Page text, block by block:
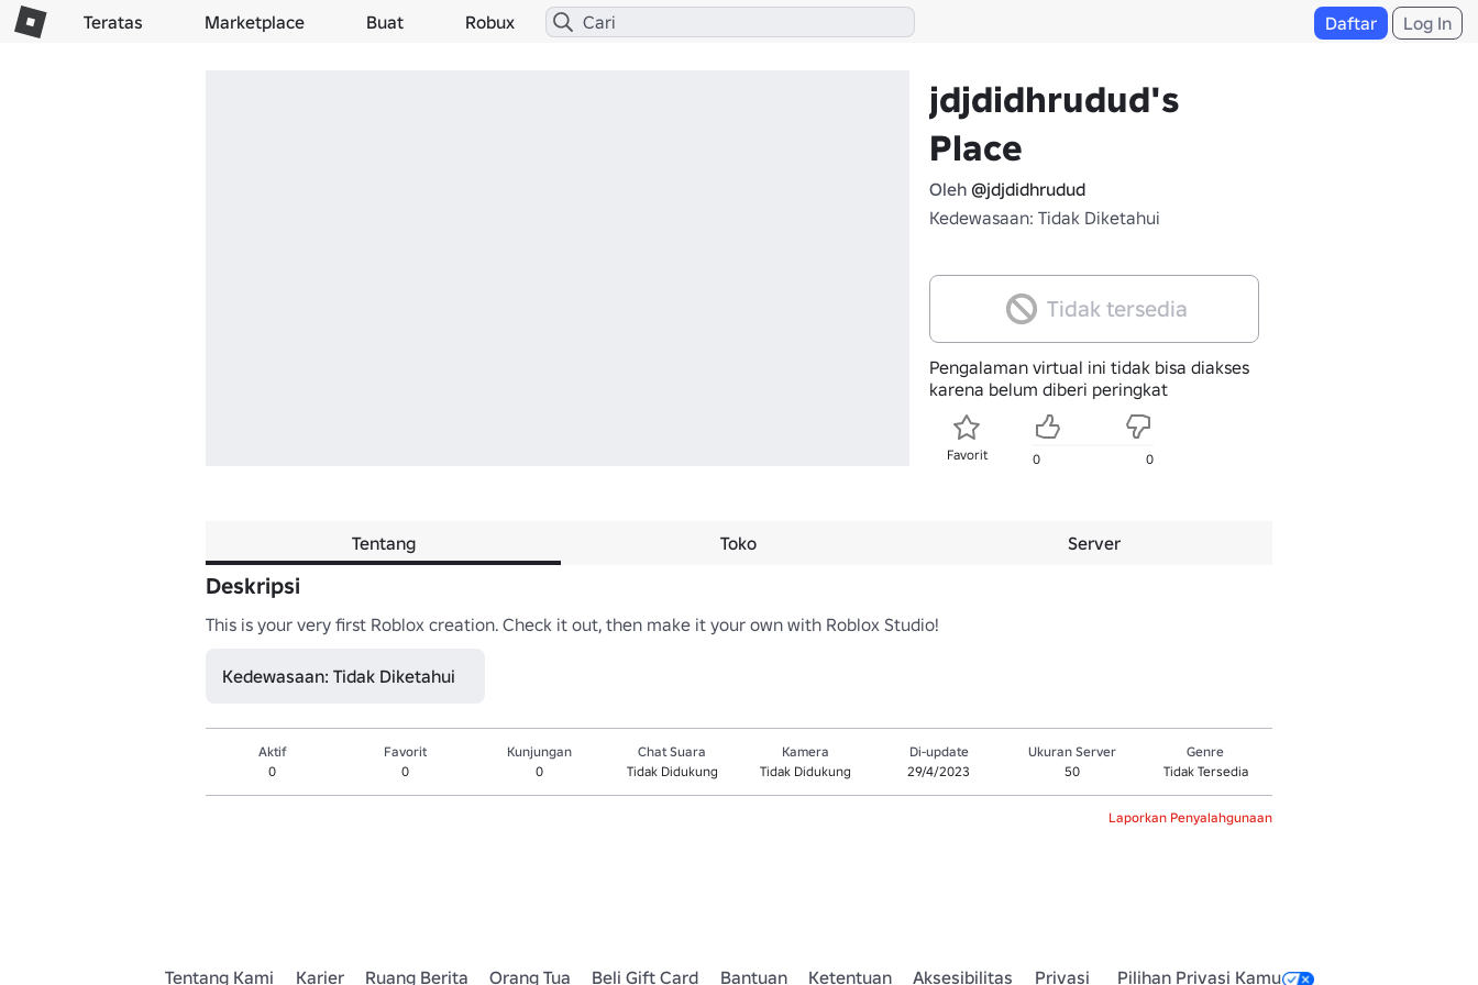
Teratas Marketplace Buat Robux Daftar Log In
jdjdidhrudud's
Place
Oleh @jdjdidhrudud
Kedewasaan: Tidak Diketahui
Tidak tersedia
Pengalaman virtual ini tidak bisa diakses
karena belum diberi peringkat
Favorit 0 0
Tentang Toko Server
Deskripsi
This is your very first Roblox creation. Check it out, then make it your own with Roblox Studio!
Kedewasaan: Tidak Diketahui
Aktif
0
Favorit
0
Kunjungan
0
Chat Suara
Tidak Didukung
Kamera
Tidak Didukung
Di-update
29/4/2023
Ukuran Server
50
Genre
Tidak Tersedia
Laporkan Penyalahgunaan
Tentang Kami Karier Ruang Berita Orang Tua Beli Gift Card Bantuan Ketentuan Aksesibilitas Privasi Pilihan Privasi Kamu